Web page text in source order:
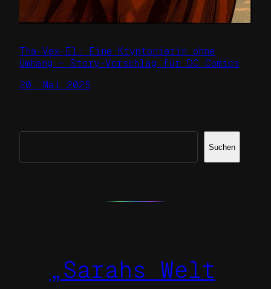
Tha-Vex-El: Eine Kryptonierin ohne
Umhang – Story-Vorschlag für DC Comics
20. Mai 2025
Suchen
„Sarahs Welt